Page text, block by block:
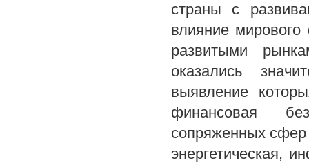
страны с
влияние
развитыми
оказались
выявление
финансовая
сопряженных сфер
энергетическая,